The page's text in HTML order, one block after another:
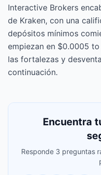
Interactive Brokers
de Kraken, con una
depósitos mínimos
empiezan en $0.0005
las fortalezas y
continuación.
Encuentra
Responde 3 preguntas